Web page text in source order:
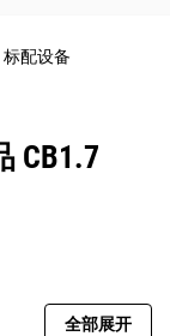
标配设备
CB1.7
全部展开